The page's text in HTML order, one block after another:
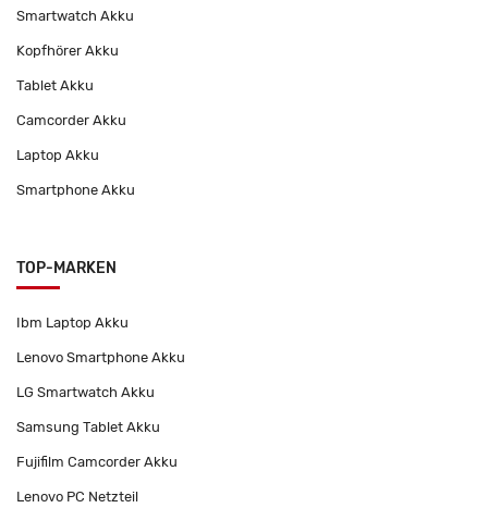
Smartwatch Akku
Kopfhörer Akku
Tablet Akku
Camcorder Akku
Laptop Akku
Smartphone Akku
TOP-MARKEN
Ibm Laptop Akku
Lenovo Smartphone Akku
LG Smartwatch Akku
Samsung Tablet Akku
Fujifilm Camcorder Akku
Lenovo PC Netzteil